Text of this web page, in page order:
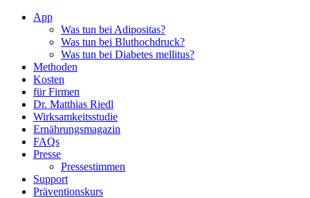
App
Was tun bei Adipositas?
Was tun bei Bluthochdruck?
Was tun bei Diabetes mellitus?
Methoden
Kosten
für Firmen
Dr. Matthias Riedl
Wirksamkeitsstudie
Ernährungsmagazin
FAQs
Presse
Pressestimmen
Support
Präventionskurs